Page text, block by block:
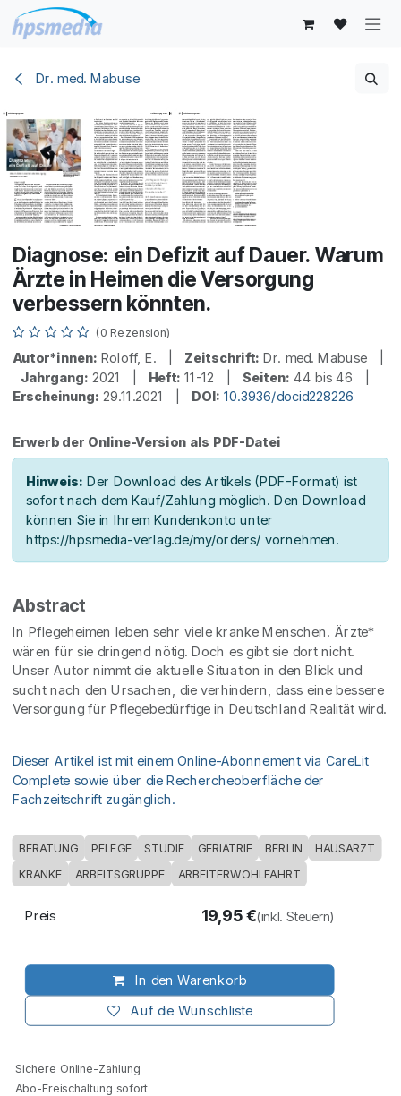
Zum Inhalt springen
Dr. med. Mabuse
Diagnose: ein Defizit auf Dauer. Warum
Ärzte in Heimen die Versorgung
verbessern könnten.
(0 Rezension)
Autor*innen: Roloff, E. | Zeitschrift: Dr. med. Mabuse |
Jahrgang: 2021 | Heft: 11-12 | Seiten: 44 bis 46 |
Erscheinung: 29.11.2021 | DOI: 10.3936/docid228226
Erwerb der Online-Version als PDF-Datei
Hinweis: Der Download des Artikels (PDF-Format) ist
sofort nach dem Kauf/Zahlung möglich. Den Download
können Sie in Ihrem Kundenkonto unter
https://hpsmedia-verlag.de/my/orders/ vornehmen.
Abstract
In Pflegeheimen leben sehr viele kranke Menschen. Ärzte*
wären für sie dringend nötig. Doch es gibt sie dort nicht.
Unser Autor nimmt die aktuelle Situation in den Blick und
sucht nach den Ursachen, die verhindern, dass eine bessere
Versorgung für Pflegebedürftige in Deutschland Realität wird.
Dieser Artikel ist mit einem Online-Abonnement via CareLit
Complete sowie über die Rechercheoberfläche der
Fachzeitschrift zugänglich.
BERATUNG PFLEGE STUDIE GERIATRIE BERLIN HAUSARZT
KRANKE ARBEITSGRUPPE ARBEITERWOHLFAHRT
In den Warenkorb
Auf die Wunschliste
Preis 19,95€(inkl. Steuern)
Sichere Online-Zahlung
Abo-Freischaltung sofort